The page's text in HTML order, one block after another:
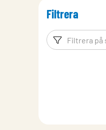
Filtrera
Filtreringsord